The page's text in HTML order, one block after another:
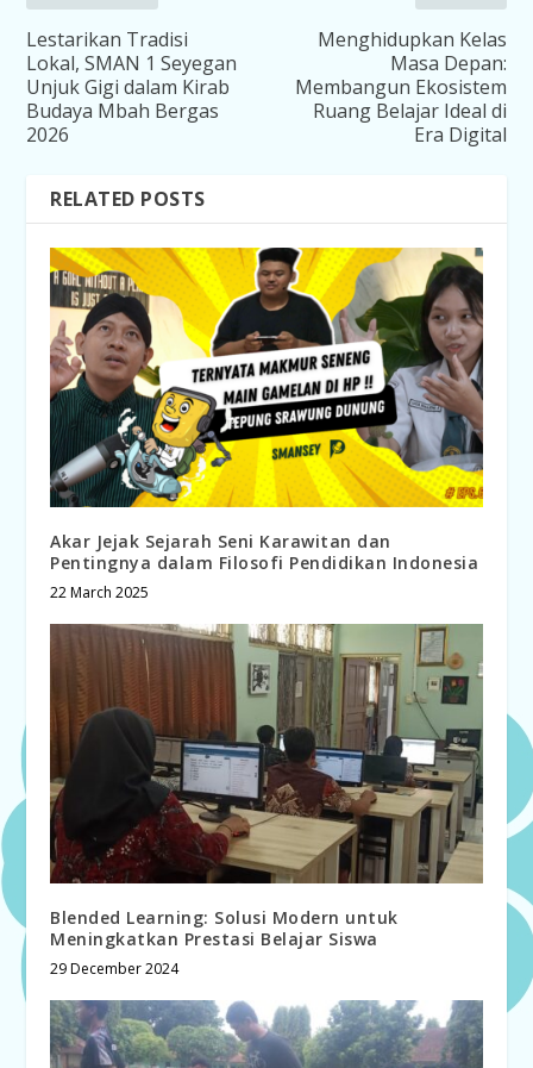
Lestarikan Tradisi
Lokal, SMAN 1 Seyegan
Unjuk Gigi dalam Kirab
Budaya Mbah Bergas
2026
Menghidupkan Kelas
Masa Depan:
Membangun Ekosistem
Ruang Belajar Ideal di
Era Digital
RELATED POSTS
Akar Jejak Sejarah Seni Karawitan dan
Pentingnya dalam Filosofi Pendidikan Indonesia
22 March 2025
Blended Learning: Solusi Modern untuk
Meningkatkan Prestasi Belajar Siswa
29 December 2024